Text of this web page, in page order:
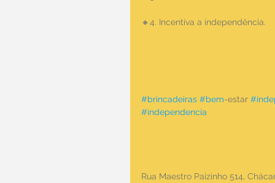
🔸4. Incentiva a independência.
#brincadeiras #bem-estar
#independencia
Rua Maestro Paizinho 514,